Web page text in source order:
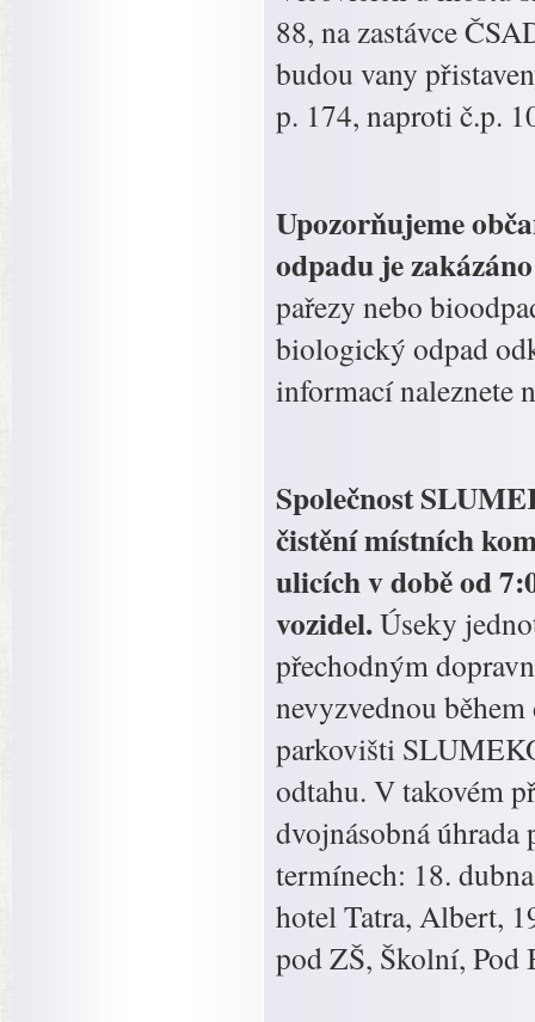
88, na zastávce
budou vany
p. 174, naproti č.p.
Upozorňujeme
odpadu je
pařezy nebo
biologický odpad
informací naleznete
Společnost
čistění místních
ulicích v době od
vozidel.Úseky
přechodným
nevyzvednou
parkovišti
odtahu. V takovém
dvojnásobná
termínech: 18.
hotel Tatra, Albert,
pod ZŠ, Školní,